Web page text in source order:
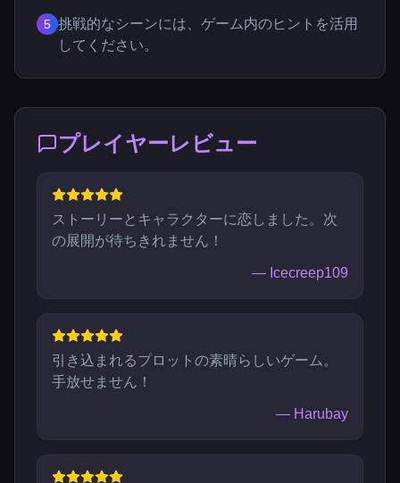
5 挑戦的なシーンには、ゲーム内のヒントを活用
してください。
プレイヤーレビュー
ストーリーとキャラクターに恋しました。次
の展開が待ちきれません！
— Icecreep109
引き込まれるプロットの素晴らしいゲーム。
手放せません！
— Harubay